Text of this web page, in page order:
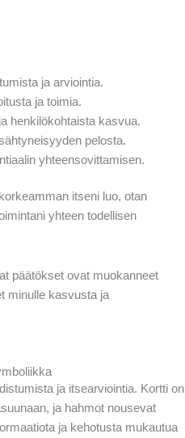
ja arviointia.
ja toimia.
henkilökohtaista kasvua.
pelosta.
yhteensovittamisen.
itseni luo, otan
yhteen todellisen
päätökset ovat muokanneet
minulle kasvusta ja
ja itsearviointia. Kortti on
ja hahmot nousevat
ja kehotusta mukautua